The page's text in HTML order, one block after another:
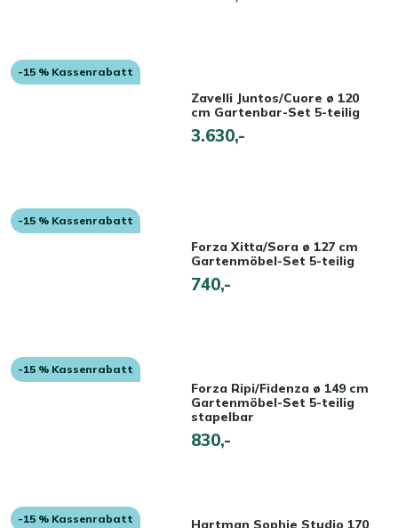
-15 % Kassenrabatt
Zavelli Juntos/Cuore ø 120
cm Gartenbar-Set 5-teilig
3.630,-
-15 % Kassenrabatt
Forza Xitta/Sora ø 127 cm
Gartenmöbel-Set 5-teilig
740,-
-15 % Kassenrabatt
Forza Ripi/Fidenza ø 149 cm
Gartenmöbel-Set 5-teilig
stapelbar
830,-
-15 % Kassenrabatt
Hartman Sophie Studio 170